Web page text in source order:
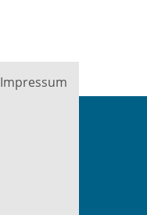
Impressum